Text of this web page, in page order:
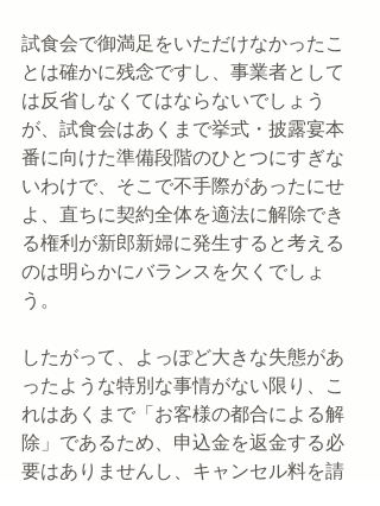
試食会で御満足をいただけなかったこ
とは確かに残念ですし、事業者として
は反省しなくてはならないでしょう
が、試食会はあくまで挙式・披露宴本
番に向けた準備段階のひとつにすぎな
いわけで、そこで不手際があったにせ
よ、直ちに契約全体を適法に解除でき
る権利が新郎新婦に発生すると考える
のは明らかにバランスを欠くでしょ
う。
したがって、よっぽど大きな失態があ
ったような特別な事情がない限り、こ
れはあくまで「お客様の都合による解
除」であるため、申込金を返金する必
要はありませんし、キャンセル料を請